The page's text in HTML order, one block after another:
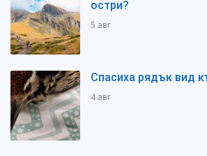
остри?
5 авг
Спасиха рядък вид
4 авг